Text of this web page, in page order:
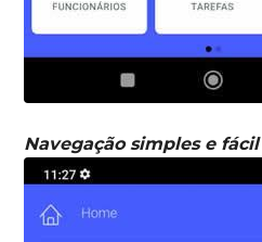
Navegação simples e fácil